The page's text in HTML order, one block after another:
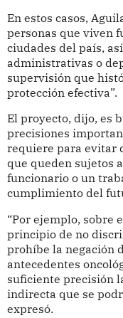
En estos casos,
personas que viven
ciudades del país,
administrativas o
supervisión que
protección efectiva”.
El proyecto, dijo, es
precisiones
requiere para evitar
que queden sujetos
funcionario o un
cumplimiento del
“Por ejemplo, sobre
principio de no
prohíbe la negación
antecedentes
suficiente precisión
indirecta que se
expresó.